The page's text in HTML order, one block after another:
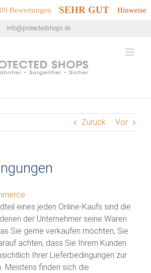
Bewertungen SEHR GUT Hinweise
info@protectedshops.de
Zurück Vor
eines jeden Online-Kaufs sind die
der Unternehmer seine Waren
Sie gerne verkaufen möchten, Sie
achten, dass Sie Ihrem Kunden
Ihrer Lieferbedingungen zur
Meistens finden sich die